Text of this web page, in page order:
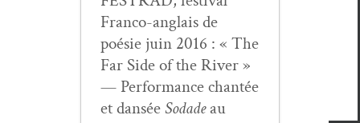
Fran­co-anglais de
poésie juin 2016 : « The
Far Side of the Riv­er »
— Per­for­mance chan­tée
et dan­sée Sodadeau